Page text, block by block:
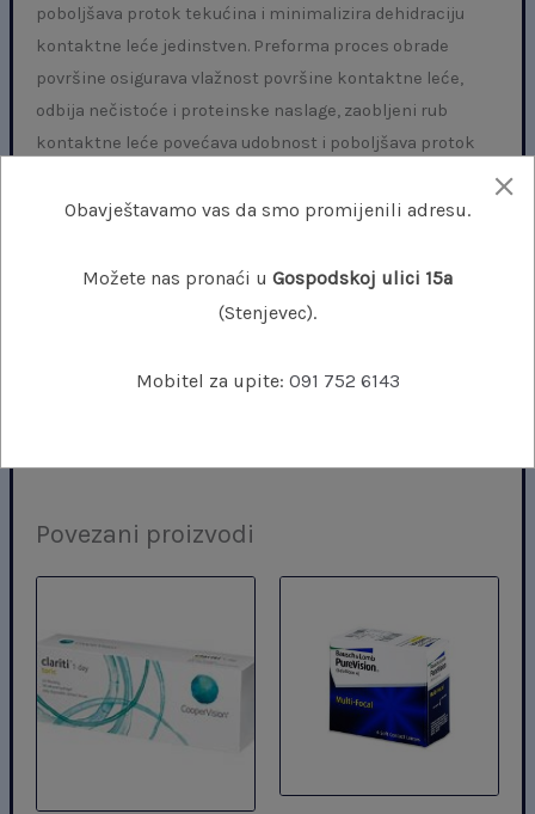
poboljšava protok tekućina i minimalizira dehidraciju
kontaktne leće jedinstven. Preforma proces obrade
površine osigurava vlažnost površine kontaktne leće,
odbija nečistoće i proteinske naslage, zaobljeni rub
kontaktne leće povećava udobnost i poboljšava protok
sferne aberacije rožnice, pruža bolju oštrinu vida u
produljenom nošenju, do 29 noći, zahvaljujući velikoj
Povezani proizvodi
Obavještavamo vas da smo promijenili adresu.
Možete nas pronaći u Gospodskoj ulici 15a
(Stenjevec).
Mobitel za upite: 091 752 6143